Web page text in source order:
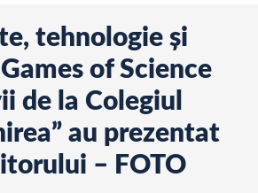
tehnologie și
of Science
de la Colegiul
au prezentat
– FOTO